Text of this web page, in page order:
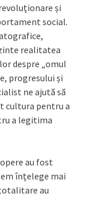
și
social.
realitatea
despre „omul
progresului și
ne ajută să
cultura pentru a
a legitima
au fost
înțelege mai
au